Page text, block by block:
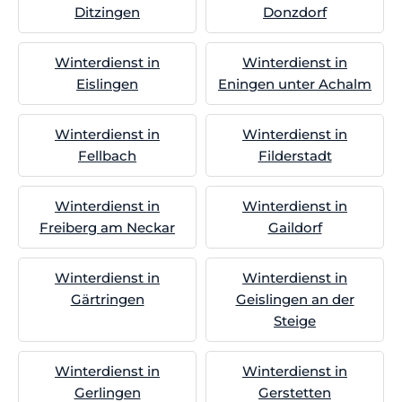
Ditzingen
Donzdorf
Winterdienst in
Eislingen
Winterdienst in
Eningen unter Achalm
Winterdienst in
Fellbach
Winterdienst in
Filderstadt
Winterdienst in
Freiberg am Neckar
Winterdienst in
Gaildorf
Winterdienst in
Gärtringen
Winterdienst in
Geislingen an der
Steige
Winterdienst in
Gerlingen
Winterdienst in
Gerstetten